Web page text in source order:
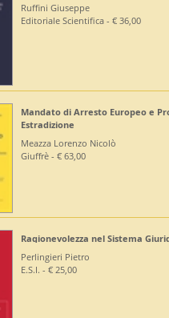
Ruffini Giuseppe
Editoriale Scientifica - € 36,00
Mandato di Arresto Europeo e
Estradizione
Meazza Lorenzo Nicolò
Giuffrè - € 63,00
Ragionevolezza nel Sistema
Perlingieri Pietro
E.S.I. - € 25,00